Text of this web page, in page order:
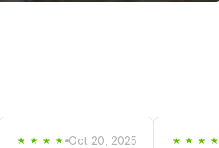
Oct 20, 2025